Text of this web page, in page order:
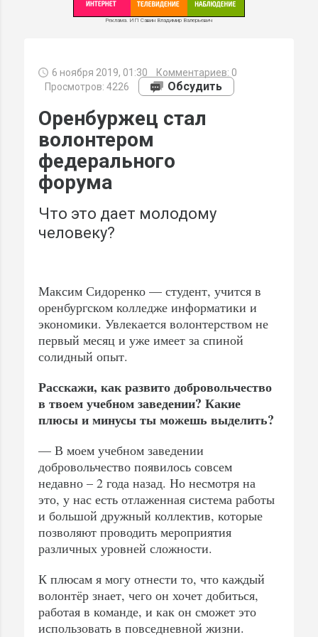
Реклама. ИП Савин Владимир Валерьевич
6 ноября 2019, 01:30 Комментариев: 0
Просмотров: 4226
Обсудить
Оренбуржец стал
волонтером
федерального
форума
Что это дает молодому
человеку?
Максим Сидоренко — студент, учится в
оренбургском колледже информатики и
экономики. Увлекается волонтерством не
первый месяц и уже имеет за спиной
солидный опыт.
Расскажи, как развито добровольчество
в твоем учебном заведении? Какие
плюсы и минусы ты можешь выделить?
— В моем учебном заведении
добровольчество появилось совсем
недавно – 2 года назад. Но несмотря на
это, у нас есть отлаженная система работы
и большой дружный коллектив, которые
позволяют проводить мероприятия
различных уровней сложности.
К плюсам я могу отнести то, что каждый
волонтёр знает, чего он хочет добиться,
работая в команде, и как он сможет это
использовать в повседневной жизни.